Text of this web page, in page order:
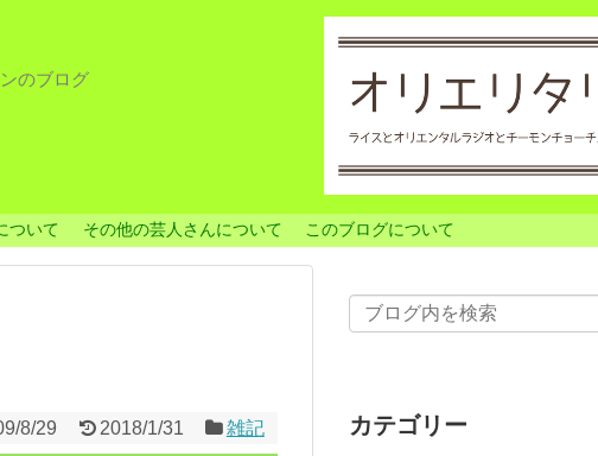
のブログ
ついて その他の芸人さんについて このブログについて
8/29 2018/1/31 雑記 カテゴリー